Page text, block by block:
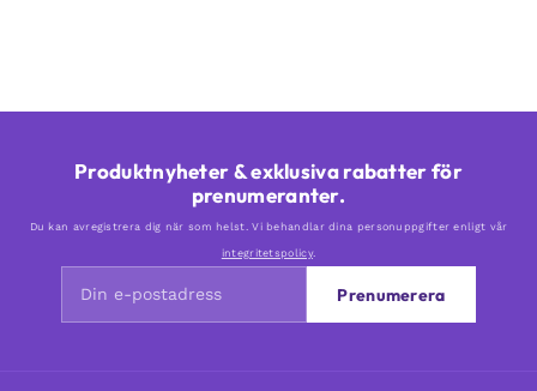
Produktnyheter & exklusiva rabatter för
prenumeranter.
Du kan avregistrera dig när som helst. Vi behandlar dina personuppgifter enligt vår
integritetspolicy.
Prenumerera